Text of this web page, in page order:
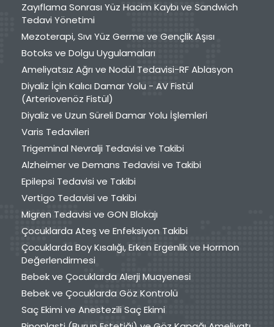
Zayıflama Sonrası Yüz Hacim Kaybı ve Sandwich
Tedavi Yönetimi
Mezoterapi, Sıvı Yüz Germe ve Gençlik Aşısı
Botoks ve Dolgu Uygulamaları
Ameliyatsız Ağrı ve Nodül Tedavisi-RF Ablasyon
Diyaliz İçin Kalıcı Damar Yolu - AV Fistül
(Arteriovenöz Fistül)
Diyaliz ve Uzun Süreli Damar Yolu İşlemleri
Varis Tedavileri
Trigeminal Nevralji Tedavisi ve Takibi
Alzheimer ve Demans Tedavisi ve Takibi
Epilepsi Tedavisi ve Takibi
Vertigo Tedavisi ve Takibi
Migren Tedavisi ve GON Blokajı
Çocuklarda Ateş ve Enfeksiyon Takibi
Çocuklarda Boy Kısalığı, Erken Ergenlik ve Hormon
Değerlendirmesi
Bebek ve Çocuklarda Alerji Muayenesi
Bebek ve Çocuklarda Göz Kontrolü
Saç Ekimi ve Anestezili Saç Ekimi